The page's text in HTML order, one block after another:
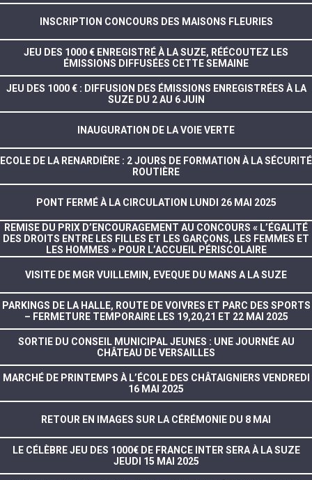
INSCRIPTION CONCOURS DES MAISONS FLEURIES
JEU DES 1000 € ENREGISTRÉ À LA SUZE, RÉÉCOUTEZ LES
ÉMISSIONS DIFFUSÉES CETTE SEMAINE
JEU DES 1000 € : DIFFUSION DES ÉMISSIONS ENREGISTRÉES À LA
SUZE DU 2 AU 6 JUIN
INAUGURATION DE LA VOIE VERTE
ECOLE DE LA RENARDIÈRE : 2 JOURS DE FORMATION À LA SÉCURITÉ
ROUTIÈRE
PONT FERMÉ À LA CIRCULATION LUNDI 26 MAI 2025
REMISE DU PRIX D’ENCOURAGEMENT AU CONCOURS « L’ÉGALITÉ
DES DROITS ENTRE LES FILLES ET LES GARÇONS, LES FEMMES ET
LES HOMMES » POUR L’ACCUEIL PÉRISCOLAIRE
VISITE DE MGR VUILLEMIN, EVEQUE DU MANS A LA SUZE
PARKINGS DE LA HALLE, ROUTE DE VOIVRES ET PARC DES SPORTS
– FERMETURE TEMPORAIRE LES 19,20,21 ET 22 MAI 2025
SORTIE DU CONSEIL MUNICIPAL JEUNES : UNE JOURNÉE AU
CHÂTEAU DE VERSAILLES
MARCHÉ DE PRINTEMPS À L’ÉCOLE DES CHÂTAIGNIERS VENDREDI
16 MAI 2025
RETOUR EN IMAGES SUR LA CÉRÉMONIE DU 8 MAI
LE CÉLÈBRE JEU DES 1000€ DE FRANCE INTER SERA À LA SUZE
JEUDI 15 MAI 2025